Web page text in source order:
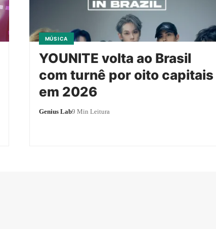
MÚSICA
YOUNITE volta ao Brasil
com turnê por oito capitais
em 2026
Genius Lab9 Min Leitura